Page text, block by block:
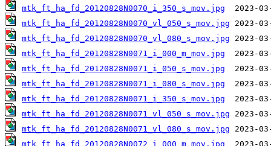
mtk_ft_ha_fd_20120828N0070_i_350_s_mov.jpg
mtk_ft_ha_fd_20120828N0070_vl_050_s_mov.jpg
mtk_ft_ha_fd_20120828N0070_vl_080_s_mov.jpg
mtk_ft_ha_fd_20120828N0071_i_000_m_mov.jpg
mtk_ft_ha_fd_20120828N0071_i_050_s_mov.jpg
mtk_ft_ha_fd_20120828N0071_i_080_s_mov.jpg
mtk_ft_ha_fd_20120828N0071_i_350_s_mov.jpg
mtk_ft_ha_fd_20120828N0071_vl_050_s_mov.jpg
mtk_ft_ha_fd_20120828N0071_vl_080_s_mov.jpg
mtk_ft_ha_fd_20120828N0072_i_000_m_mov.jpg